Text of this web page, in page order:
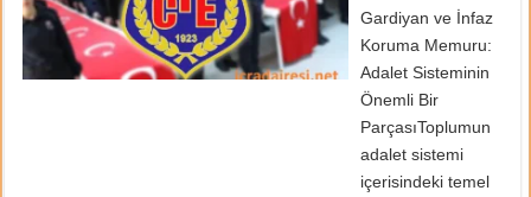
Gardiyan ve İnfaz
Koruma Memuru:
Adalet Sisteminin
Önemli Bir
ParçasıToplumun
adalet sistemi
içerisindeki temel